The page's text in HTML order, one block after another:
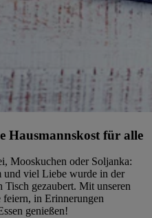
Hausmannskost für alle
Mooskuchen oder Soljanka:
viel Liebe wurde in der
gezaubert. Mit unseren
in Erinnerungen
genießen!